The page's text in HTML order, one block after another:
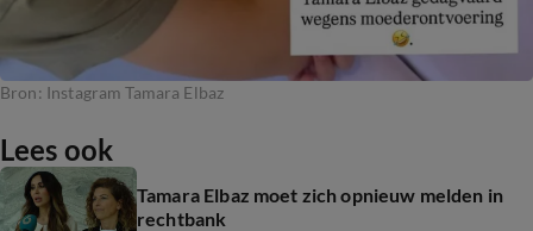
Bron: Instagram Tamara Elbaz
Lees ook
Tamara Elbaz moet zich opnieuw melden in
rechtbank